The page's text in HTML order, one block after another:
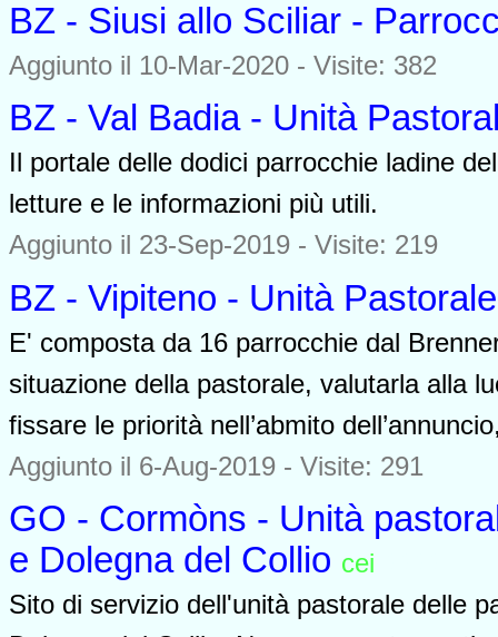
BZ - Siusi allo Sciliar -
Aggiunto il 10-Mar-2020 - Visite: 382
BZ - Val Badia - Unità
Il portale delle dodici parrocchie ladine
letture e le informazioni più utili.
Aggiunto il 23-Sep-2019 - Visite: 219
BZ - Vipiteno - Unità
E' composta da 16 parrocchie dal
situazione della pastorale, valutarla alla
fissare le priorità nell’abmito
Aggiunto il 6-Aug-2019 - Visite: 291
GO - Cormòns - Unità
e Dolegna del Collio cei
Sito di servizio dell'unità pastorale delle